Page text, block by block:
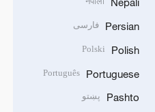
Persian فارسی
Polish
Polski
Portuguese
Português
Pashto پښتو